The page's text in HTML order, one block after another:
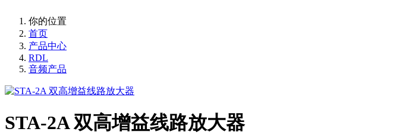
你的位置
首页
产品中心
RDL
音频产品
STA-2A 双高增益线路放大器